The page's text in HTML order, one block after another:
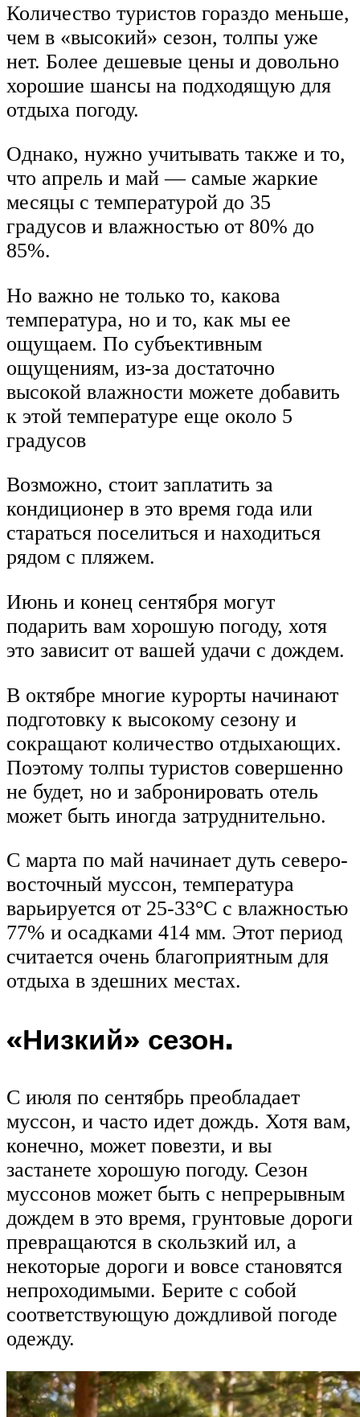
Количество туристов гораздо меньше,
чем в «высокий» сезон, толпы уже
нет. Более дешевые цены и довольно
хорошие шансы на подходящую для
отдыха погоду.
Однако, нужно учитывать также и то,
что апрель и май — самые жаркие
месяцы с температурой до 35
градусов и влажностью от 80% до
85%.
Но важно не только то, какова
температура, но и то, как мы ее
ощущаем. По субъективным
ощущениям, из-за достаточно
высокой влажности можете добавить
к этой температуре еще около 5
градусов
Возможно, стоит заплатить за
кондиционер в это время года или
стараться поселиться и находиться
рядом с пляжем.
Июнь и конец сентября могут
подарить вам хорошую погоду, хотя
это зависит от вашей удачи с дождем.
В октябре многие курорты начинают
подготовку к высокому сезону и
сокращают количество отдыхающих.
Поэтому толпы туристов совершенно
не будет, но и забронировать отель
может быть иногда затруднительно.
С марта по май начинает дуть северо-
восточный муссон, температура
варьируется от 25-33°С с влажностью
77% и осадками 414 мм. Этот период
считается очень благоприятным для
отдыха в здешних местах.
«Низкий» сезон.
С июля по сентябрь преобладает
муссон, и часто идет дождь. Хотя вам,
конечно, может повезти, и вы
застанете хорошую погоду. Сезон
муссонов может быть с непрерывным
дождем в это время, грунтовые дороги
превращаются в скользкий ил, а
некоторые дороги и вовсе становятся
непроходимыми. Берите с собой
соответствующую дождливой погоде
одежду.